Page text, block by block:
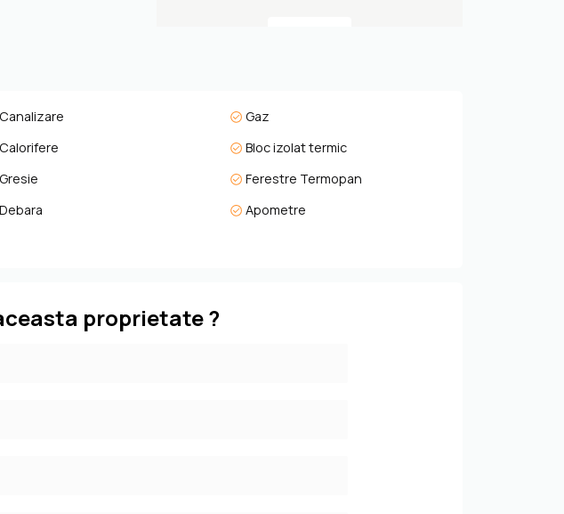
Canalizare
Gaz
Calorifere
Bloc izolat termic
Gresie
Ferestre Termopan
Debara
Apometre
proprietate ?